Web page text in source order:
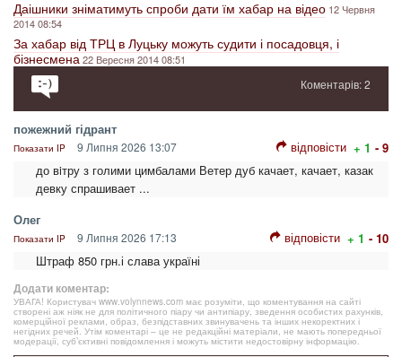
Даішники зніматимуть спроби дати їм хабар на відео 12 Червня
2014 08:54
За хабар від ТРЦ в Луцьку можуть судити і посадовця, і
бізнесмена22 Вересня 2014 08:51
Коментарів: 2
пожежний гідрант
Показати IP 9 Липня 2026 13:07 відповісти + 1 - 9
до вiтру з голими цимбалами Ветер дуб качает, качает, казак
девку спрашивает ...
Олег
Показати IP 9 Липня 2026 17:13 відповісти + 1 - 10
Штраф 850 грн.і слава україні
Додати коментар:
УВАГА! Користувач www.volynnews.com має розуміти, що коментування на сайті
створені аж ніяк не для політичного піару чи антипіару, зведення особистих рахунків,
комерційної реклами, образ, безпідставних звинувачень та інших некоректних і
негідних речей. Утім коментарі – це не редакційні матеріали, не мають попередньої
модерації, суб’єктивні повідомлення і можуть містити недостовірну інформацію.